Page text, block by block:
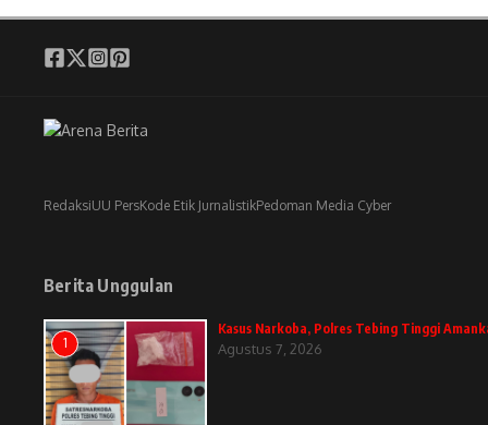
RedaksiUU PersKode Etik JurnalistikPedoman Media Cyber
Berita Unggulan
1
Kasus Narkoba, Polres Tebing Tinggi
Agustus 7, 2026